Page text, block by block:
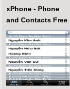
xPhone - Phone
and Contacts Free